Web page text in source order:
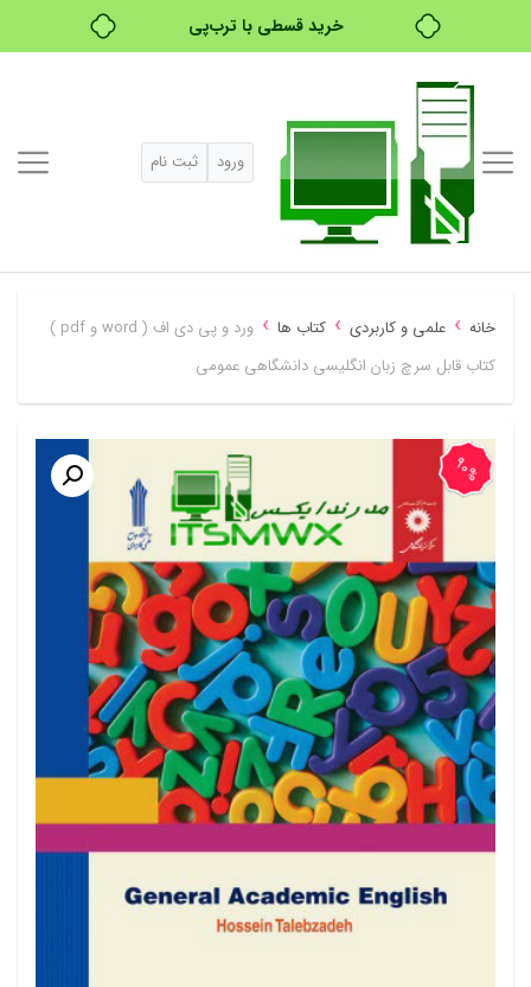
خرید قسطی با ترب‌پی
بدون ضامن، بدون سود
خرید قسطی با ترب‌پی
ورود ثبت نام
خانه › علمی و کاربردی › کتاب ها ›
ورد و پی دی اف ( word و pdf )
کتاب قابل سرچ زبان انگلیسی دانشگاهی عمومی
90%